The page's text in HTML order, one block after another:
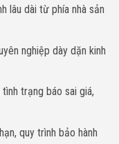
lâu dài từ phía nhà sản
nghiệp dày dặn kinh
trạng báo sai giá,
quy trình bảo hành